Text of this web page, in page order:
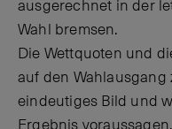
ausgerechnet in der
Wahl bremsen.
Die Wettquoten und
auf den
eindeutiges Bild und